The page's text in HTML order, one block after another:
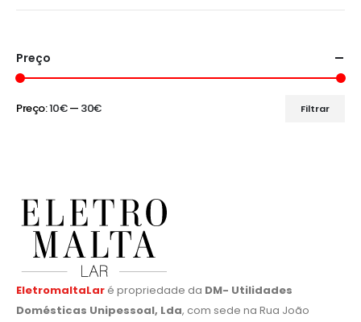
Preço
Preço
Preço
Filtrar
Preço:10€— 30€
EletromaltaLar é propriedade da DM- Utilidades
Domésticas Unipessoal, Lda, com sede na Rua João